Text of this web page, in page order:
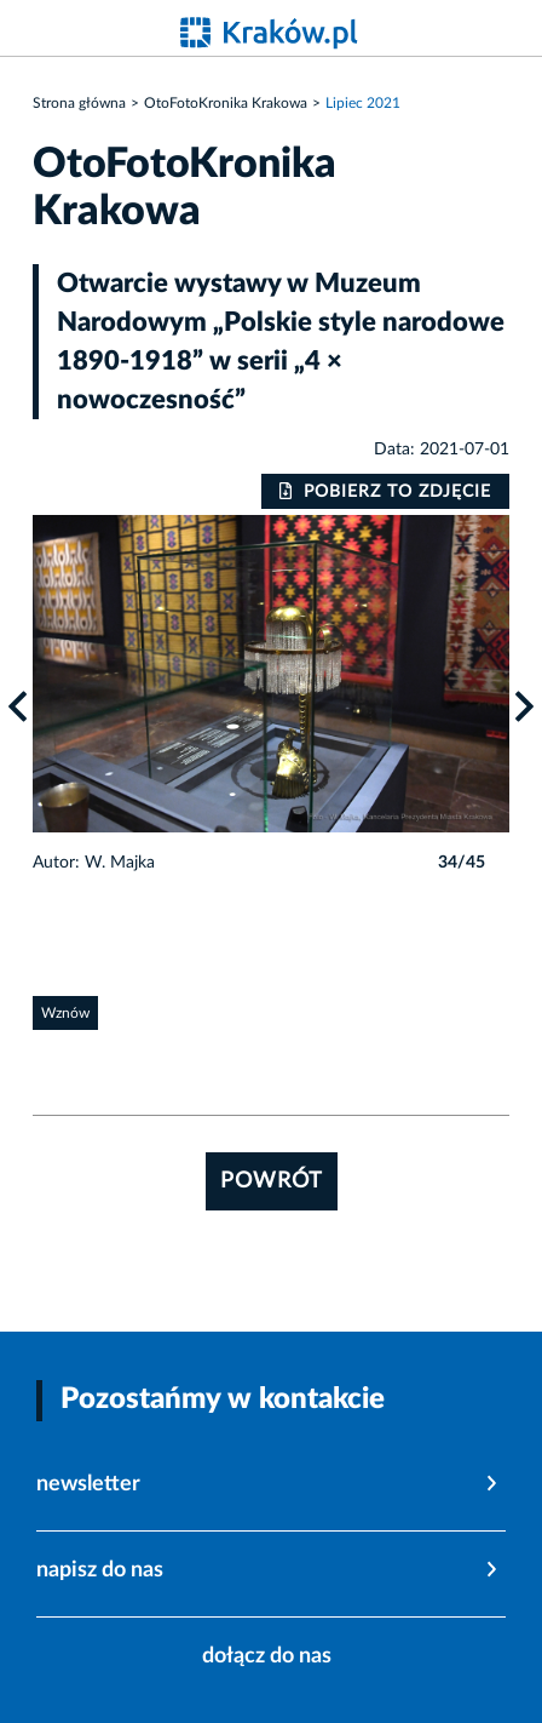
Strona główna OtoFotoKronika Krakowa Lipiec 2021
OtoFotoKronika
Krakowa
Otwarcie wystawy w Muzeum
Narodowym „Polskie style narodowe
1890-1918” w serii „4 ×
nowoczesność”
Data: 2021-07-01
POBIERZ TO ZDJĘCIE
Autor: W. Majka 34/45
Wznów
POWRÓT
Pozostańmy w kontakcie
newsletter
napisz do nas
dołącz do nas